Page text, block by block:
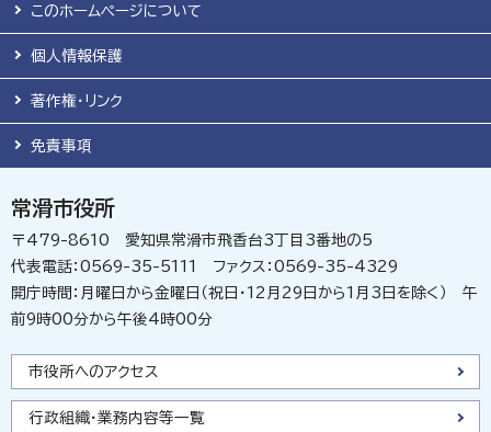
このホームページについて
個人情報保護
著作権・リンク
免責事項
常滑市役所
〒479-8610 愛知県常滑市飛香台3丁目3番地の5
代表電話：0569-35-5111 ファクス：0569-35-4329
開庁時間：月曜日から金曜日（祝日・12月29日から1月3日を除く） 午
前9時00分から午後4時00分
市役所へのアクセス
行政組織・業務内容等一覧